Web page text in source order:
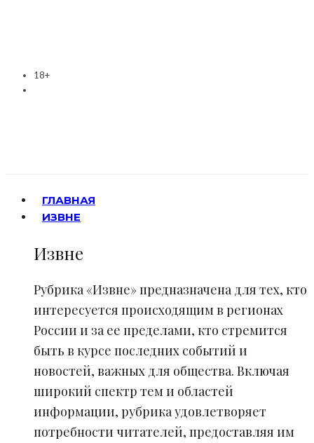
18+
ГЛАВНАЯ
ИЗВНЕ
Извне
Рубрика «Извне» предназначена для тех, кто
интересуется происходящим в регионах
России и за ее пределами, кто стремится
быть в курсе последних событий и
новостей, важных для общества. Включая
широкий спектр тем и областей
информации, рубрика удовлетворяет
потребности читателей, предоставляя им